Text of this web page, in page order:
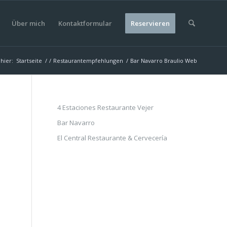
Über mich Kontaktformular Reservieren
Startseite / / Restaurantempfehlungen / Bar Navarro Braulio Web
4 Estaciones Restaurante Vejer
Bar Navarro
El Central Restaurante & Cervecería